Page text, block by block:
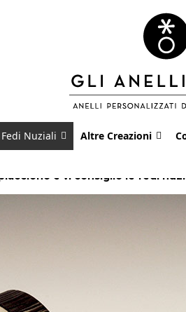
Fedi Nuziali Altre Creazioni
e vi consiglio le fedi